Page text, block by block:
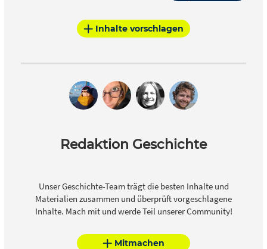
Inhalte vorschlagen
Redaktion Geschichte
Unser Geschichte-Team trägt die besten Inhalte und
Materialien zusammen und überprüft vorgeschlagene
Inhalte. Mach mit und werde Teil unserer Community!
Mitmachen